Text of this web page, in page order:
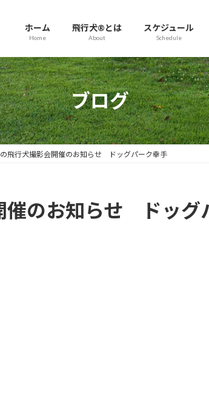
ホーム
Home
飛行犬®とは
About
スケジュール
Schedule
ブログ
飛行犬撮影会開催のお知らせ ドッグパーク幸手
催のお知らせ ドッグ